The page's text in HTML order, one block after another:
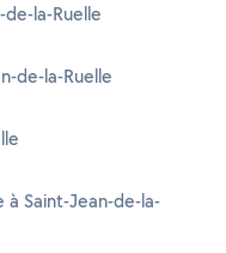
la-Ruelle
de-la-Ruelle
Saint-Jean-de-la-